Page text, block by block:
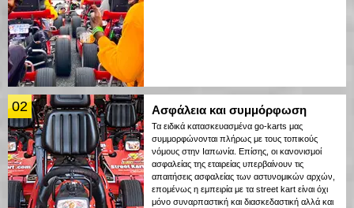
02 Ασφάλεια και συμμόρφωση
Τα ειδικά κατασκευασμένα go-karts μας
συμμορφώνονται πλήρως με τους τοπικούς
νόμους στην Ιαπωνία. Επίσης, οι κανονισμοί
ασφαλείας της εταιρείας υπερβαίνουν τις
απαιτήσεις ασφαλείας των αστυνομικών αρχών,
επομένως η εμπειρία με τα street kart είναι όχι
μόνο συναρπαστική και διασκεδαστική αλλά και